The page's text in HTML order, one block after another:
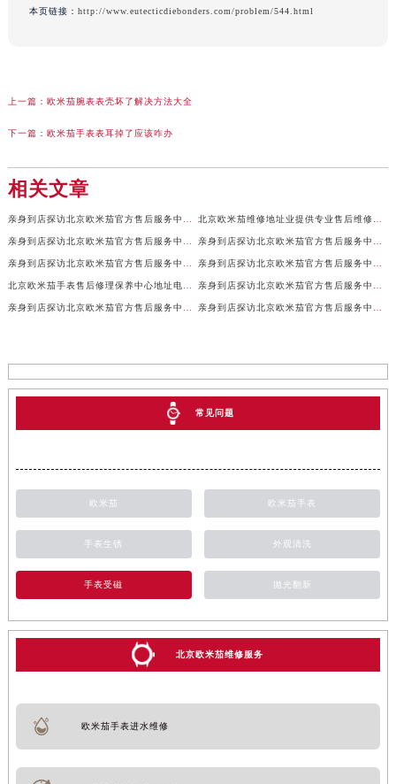
本页链接： http://www.eutecticdiebonders.com/problem/544.html
上一篇： 欧米茄腕表表壳坏了解决方法大全
下一篇： 欧米茄手表表耳掉了应该咋办
相关文章
常见问题
欧米茄 欧米茄手表
手表生锈 外观清洗
手表受磁 抛光翻新
北京欧米茄维修服务
欧米茄手表进水维修